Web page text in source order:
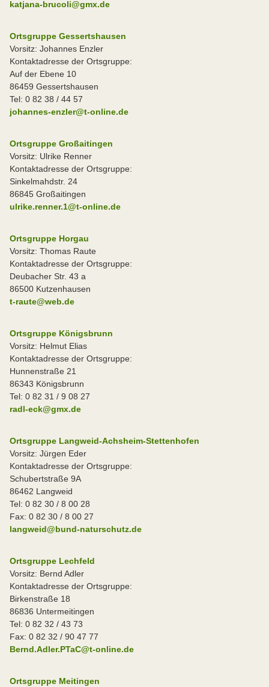
katjana-brucoli@gmx.de
Ortsgruppe Gessertshausen
Vorsitz: Johannes Enzler
Kontaktadresse der Ortsgruppe:
Auf der Ebene 10
86459 Gessertshausen
Tel: 0 82 38 / 44 57
johannes-enzler@t-online.de
Ortsgruppe Großaitingen
Vorsitz: Ulrike Renner
Kontaktadresse der Ortsgruppe:
Sinkelmahdstr. 24
86845 Großaitingen
ulrike.renner.1@t-online.de
Ortsgruppe Horgau
Vorsitz: Thomas Raute
Kontaktadresse der Ortsgruppe:
Deubacher Str. 43 a
86500 Kutzenhausen
t-raute@web.de
Ortsgruppe Königsbrunn
Vorsitz: Helmut Elias
Kontaktadresse der Ortsgruppe:
Hunnenstraße 21
86343 Königsbrunn
Tel: 0 82 31 / 9 08 27
radl-eck@gmx.de
Ortsgruppe Langweid-Achsheim-Stettenhofen
Vorsitz: Jürgen Eder
Kontaktadresse der Ortsgruppe:
Schubertstraße 9A
86462 Langweid
Tel: 0 82 30 / 8 00 28
Fax: 0 82 30 / 8 00 27
langweid@bund-naturschutz.de
Ortsgruppe Lechfeld
Vorsitz: Bernd Adler
Kontaktadresse der Ortsgruppe:
Birkenstraße 18
86836 Untermeitingen
Tel: 0 82 32 / 43 73
Fax: 0 82 32 / 90 47 77
Bernd.Adler.PTaC@t-online.de
Ortsgruppe Meitingen